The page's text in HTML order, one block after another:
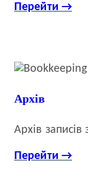
Перейти →
Архів
Архів записів
Перейти →